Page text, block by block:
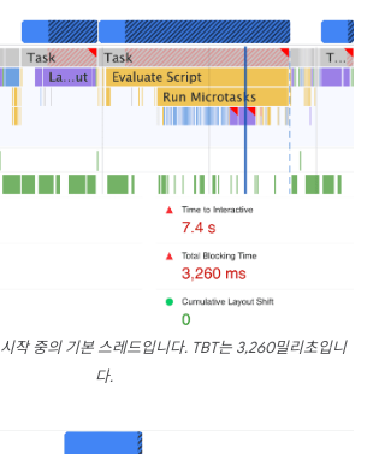
작 중의 기본 스레드입니다. TBT는 3,260밀리초입니
다.